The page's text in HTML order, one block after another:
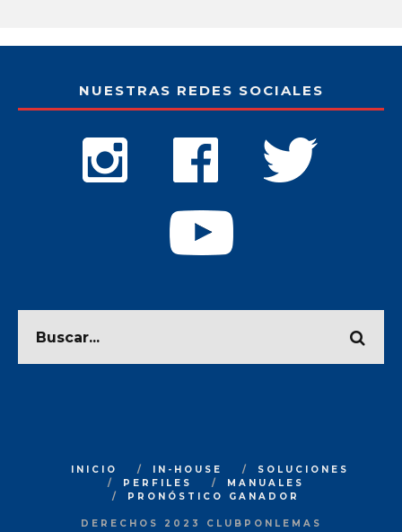
NUESTRAS REDES SOCIALES
INICIO IN-HOUSE
SOLUCIONES
PERFILES
MANUALES
PRONÓSTICO GANADOR
DERECHOS 2023 CLUBPONLEMAS